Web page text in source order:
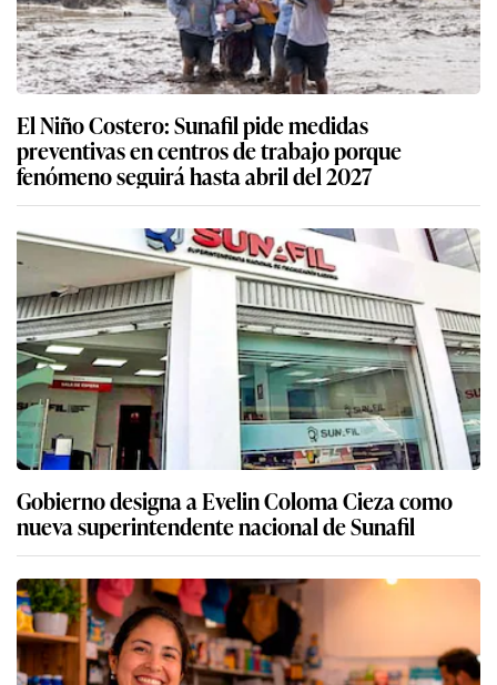
El Niño Costero: Sunafil pide medidas
preventivas en centros de trabajo porque
fenómeno seguirá hasta abril del 2027
Gobierno designa a Evelin Coloma Cieza como
nueva superintendente nacional de Sunafil